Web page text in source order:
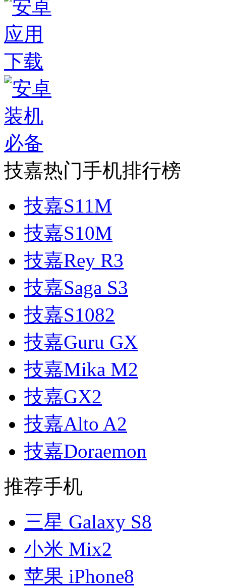
技嘉热门手机排行榜
技嘉S11M
技嘉S10M
技嘉Rey R3
技嘉Saga S3
技嘉S1082
技嘉Guru GX
技嘉Mika M2
技嘉GX2
技嘉Alto A2
技嘉Doraemon
推荐手机
三星 Galaxy S8
小米 Mix2
苹果 iPhone8